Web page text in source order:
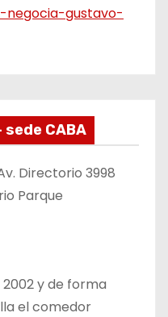
gustavo-
CABA
Directorio 3998
Parque
y de forma
el comedor